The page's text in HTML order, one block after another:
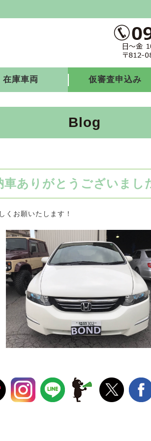
在庫車両 仮審査申込み
Blog
車ありがとうございまし
お願いたします！